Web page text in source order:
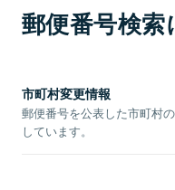
郵便番号検
市町村変更情報
郵便番号を公表した市町村
しています。